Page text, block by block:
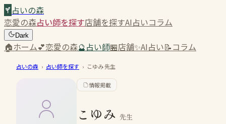
占いの森
恋愛の森占い師を探す店舗を探すAI占いコラム
Dark
🏠ホーム💕恋愛の森🔮占い師🏪店舗✨AI占い📝コラム
占いの森 › 占い師を探す › こゆみ先生
情報掲載
こゆみ 先生